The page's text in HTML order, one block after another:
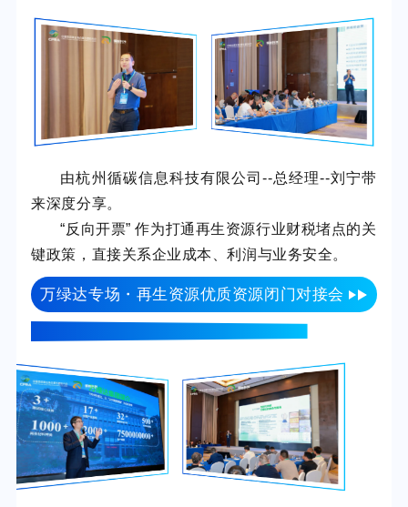
由杭州循碳信息科技有限公司--总经理--刘宁带
来深度分享。
“反向开票” 作为打通再生资源行业财税堵点的关
键政策，直接关系企业成本、利润与业务安全。
万绿达专场・再生资源优质资源闭门对接会